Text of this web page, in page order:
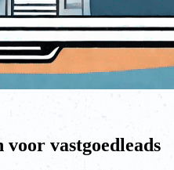
vastgoedleads